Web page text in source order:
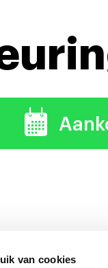
van cookies